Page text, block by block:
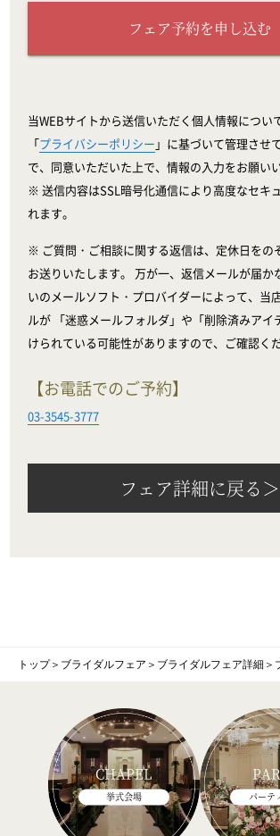
フェア予約を申し込む
当WEBサイトから送信いただく個人情報につい
「プライバシーポリシー 」に基づいて管理させ
で、同意いただいた上で、情報の入力をお願い
※ 送信内容はSSL暗号化通信により高度なセキ
れます。
※ ご質問・ご相談に関する返信は、定休日をの
お送りいたします。 万が一、返信メールが届か
いのメールソフト・プロバイダーによって、当
ルが 「迷惑メールフォルダ」や「削除済みアイ
けられている可能性がありますので、ご確認く
【お電話でのご予約】
03-3545-3777
フェア詳細に戻る＞
トップ＞ ブライダルフェア ＞ ブライダルフェア詳細 ＞
CHAPEL
挙式会場 パーテ